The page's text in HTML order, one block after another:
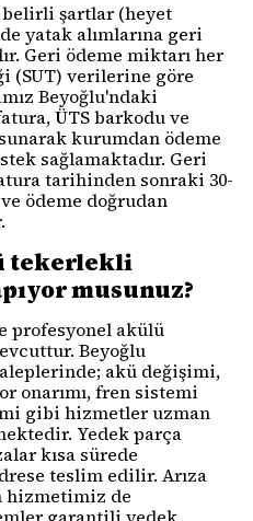
belirli şartlar (heyet
yatak alımlarına geri
Geri ödeme miktarı her
(SUT) verilerine göre
Beyoğlu'ndaki
ÜTS barkodu ve
kurumdan ödeme
sağlamaktadır. Geri
tarihinden sonraki 30-
ödeme doğrudan
tekerlekli
musunuz?
profesyonel akülü
Beyoğlu
akü değişimi,
onarımı, fren sistemi
gibi hizmetler uzman
Yedek parça
kısa sürede
teslim edilir. Arıza
hizmetimiz de